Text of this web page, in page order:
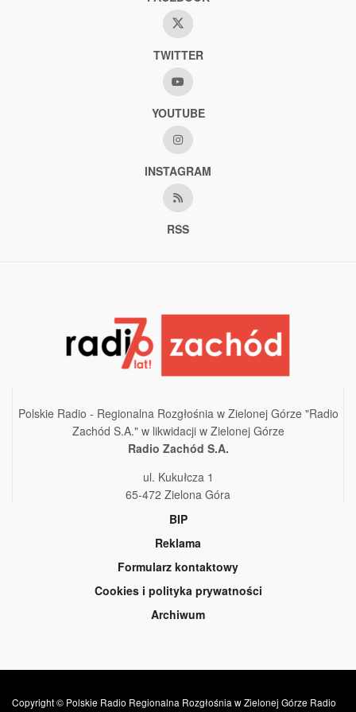
TWITTER
YOUTUBE
INSTAGRAM
RSS
Polskie Radio - Regionalna Rozgłośnia w Zielonej Górze "Radio
Zachód S.A." w likwidacji w Zielonej Górze
Radio Zachód S.A.
ul. Kukułcza 1
65-472 Zielona Góra
BIP
Reklama
Formularz kontaktowy
Cookies i polityka prywatności
Archiwum
Copyright © Polskie Radio Regionalna Rozgłośnia w Zielonej Górze Radio